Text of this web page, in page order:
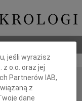
jeśli wyrazisz
z o.o. oraz jej
Partnerów IAB,
z
dane